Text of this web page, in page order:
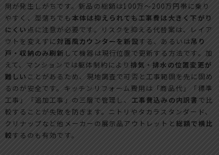
用が発生しがちです。新品の総額は100万〜200万円帯に乗り
やすく、型落ちでも 本体は抑えられても工事費は大きく下がり
にくい 点に注意が必要です。リスクを抑える代替案は、レイア
ウトを変えずに 対面風カウンターを新設する、あるいは吊り
戸・収納のみ刷新 して機器は現行位置で更新する方法です。加
えて、マンションでは躯体制約により 排気・排水の位置変更が
難しい ことがあるため、現地調査で可否と工事範囲を先に固め
るのが安全です。キッチンリフォーム費用は「商品代」「標準
工事」「追加工事」の三層で管理し、 工事費込みの内訳書 で比
較することが失敗を防ぎます。ニトリやタカラスタンダード、
クリナップなど他メーカーの展示品アウトレットと 総額で横比
較するのも有効です。